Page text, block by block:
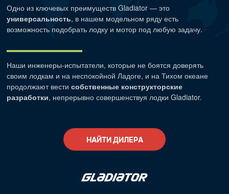
Одно из ключевых преимуществ Gladiator — это
универсальность, в нашем модельном ряду есть
возможность подобрать лодку и мотор под любую задачу.
Наши инженеры-испытатели, которые не боятся доверять
своим лодкам и на неспокойной Ладоге, и на Тихом океане
продолжают вести собственные конструкторские
разработки, непрерывно совершенствуя лодки Gladiator.
НАЙТИ ДИЛЕРА